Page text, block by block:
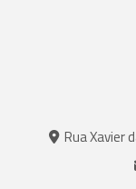
Rua Xavier